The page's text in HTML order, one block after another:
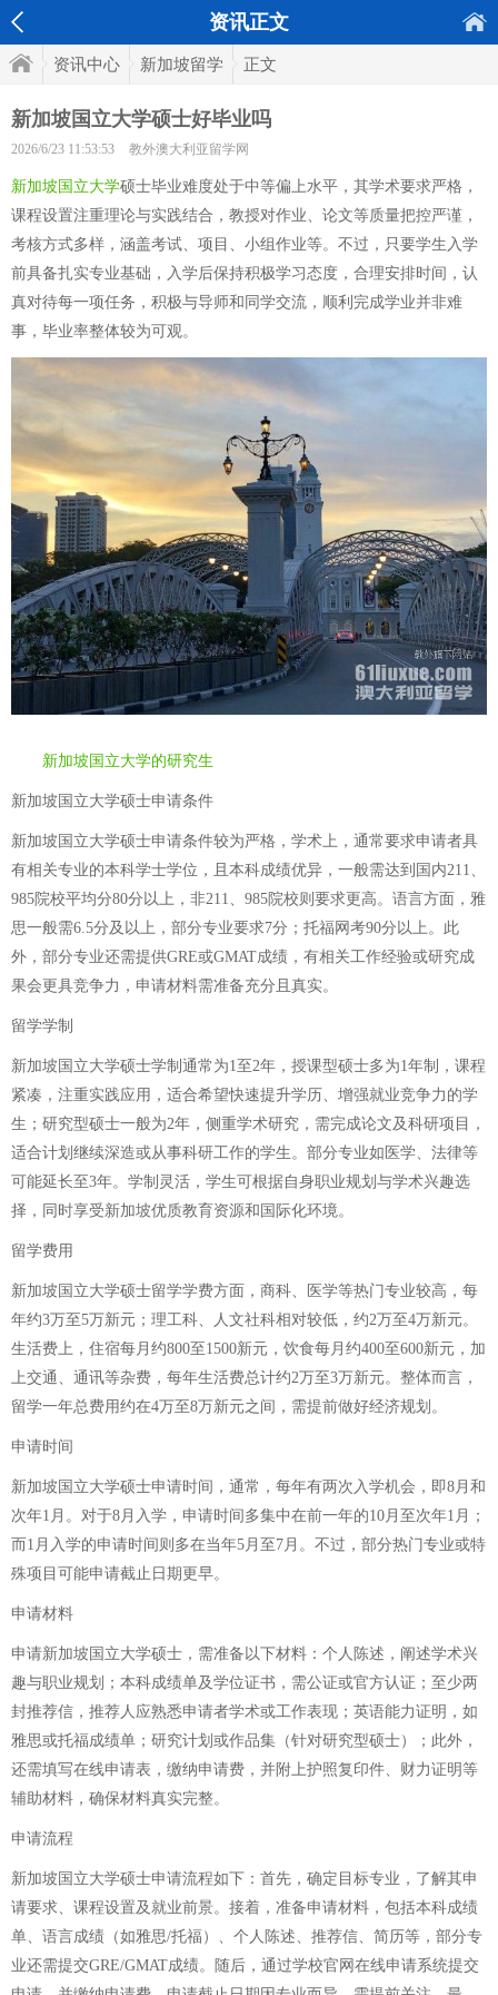
资讯正文
资讯中心 新加坡留学 正文
新加坡国立大学硕士好毕业吗
2026/6/23 11:53:53 教外澳大利亚留学网
新加坡国立大学硕士毕业难度处于中等偏上水平，其学术要求严格，
课程设置注重理论与实践结合，教授对作业、论文等质量把控严谨，
考核方式多样，涵盖考试、项目、小组作业等。不过，只要学生入学
前具备扎实专业基础，入学后保持积极学习态度，合理安排时间，认
真对待每一项任务，积极与导师和同学交流，顺利完成学业并非难
事，毕业率整体较为可观。
新加坡国立大学的研究生
新加坡国立大学硕士申请条件
新加坡国立大学硕士申请条件较为严格，学术上，通常要求申请者具
有相关专业的本科学士学位，且本科成绩优异，一般需达到国内211、
985院校平均分80分以上，非211、985院校则要求更高。语言方面，雅
思一般需6.5分及以上，部分专业要求7分；托福网考90分以上。此
外，部分专业还需提供GRE或GMAT成绩，有相关工作经验或研究成
果会更具竞争力，申请材料需准备充分且真实。
留学学制
新加坡国立大学硕士学制通常为1至2年，授课型硕士多为1年制，课程
紧凑，注重实践应用，适合希望快速提升学历、增强就业竞争力的学
生；研究型硕士一般为2年，侧重学术研究，需完成论文及科研项目，
适合计划继续深造或从事科研工作的学生。部分专业如医学、法律等
可能延长至3年。学制灵活，学生可根据自身职业规划与学术兴趣选
择，同时享受新加坡优质教育资源和国际化环境。
留学费用
新加坡国立大学硕士留学学费方面，商科、医学等热门专业较高，每
年约3万至5万新元；理工科、人文社科相对较低，约2万至4万新元。
生活费上，住宿每月约800至1500新元，饮食每月约400至600新元，加
上交通、通讯等杂费，每年生活费总计约2万至3万新元。整体而言，
留学一年总费用约在4万至8万新元之间，需提前做好经济规划。
申请时间
新加坡国立大学硕士申请时间，通常，每年有两次入学机会，即8月和
次年1月。对于8月入学，申请时间多集中在前一年的10月至次年1月；
而1月入学的申请时间则多在当年5月至7月。不过，部分热门专业或特
殊项目可能申请截止日期更早。
申请材料
申请新加坡国立大学硕士，需准备以下材料：个人陈述，阐述学术兴
趣与职业规划；本科成绩单及学位证书，需公证或官方认证；至少两
封推荐信，推荐人应熟悉申请者学术或工作表现；英语能力证明，如
雅思或托福成绩单；研究计划或作品集（针对研究型硕士）；此外，
还需填写在线申请表，缴纳申请费，并附上护照复印件、财力证明等
辅助材料，确保材料真实完整。
申请流程
新加坡国立大学硕士申请流程如下：首先，确定目标专业，了解其申
请要求、课程设置及就业前景。接着，准备申请材料，包括本科成绩
单、语言成绩（如雅思/托福）、个人陈述、推荐信、简历等，部分专
业还需提交GRE/GMAT成绩。随后，通过学校官网在线申请系统提交